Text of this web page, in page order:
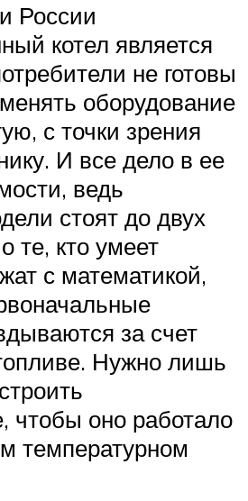
России
котел является
не готовы
оборудование
с точки зрения
И все дело в ее
ведь
стоят до двух
те, кто умеет
с математикой,
за счет
Нужно лишь
чтобы оно работало
температурном